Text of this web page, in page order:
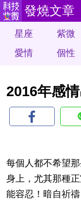
發燒文章
星座 紫微
愛情
個性
2016年感
每個人都不希望
身上，尤其那種
能容忍！暗自祈